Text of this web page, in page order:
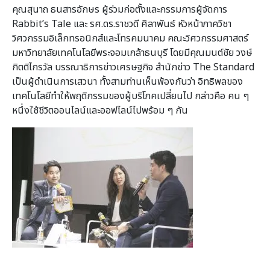
คุณสุนาถ ธนสารอักษร ผู้ร่วมก่อตั้งและกรรมการผู้จัดการ
Rabbit’s Tale และ รศ.ดร.ราชวดี ศิลาพันธ์ หัวหน้าภาควิชา
วิศวกรรมอิเล็กทรอนิกส์และโทรคมนาคม คณะวิศวกรรมศาสตร์
มหาวิทยาลัยเทคโนโลยีพระจอมเกล้าธนบุรี โดยมีคุณมนต์ชัย วงษ์
กิตติไกรวัล บรรณาธิการข่าวเศรษฐกิจ สำนักข่าว The Standard
เป็นผู้ดำเนินการเสวนา ทั้งสามท่านเห็นพ้องกันว่า อิทธิพลของ
เทคโนโลยีทำให้พฤติกรรมของผู้บริโภคเปลี่ยนไป กล่าวคือ คน ๆ
หนึ่งใช้ชีวิตออนไลน์และออฟไลน์ไปพร้อม ๆ กัน